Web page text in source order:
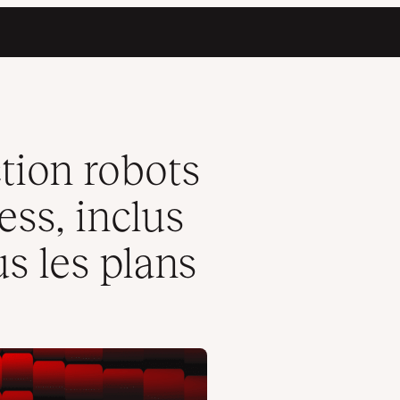
dans tous les plans
robots
inclus
les plans